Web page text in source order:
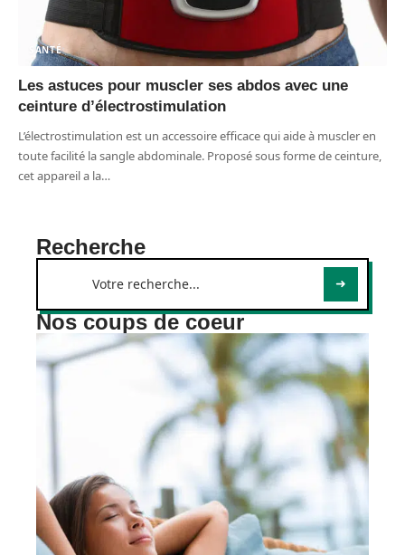
SANTÉ
Les astuces pour muscler ses abdos avec une
ceinture d’électrostimulation
L’électrostimulation est un accessoire efficace qui aide à muscler en
toute facilité la sangle abdominale. Proposé sous forme de ceinture,
cet appareil a la…
Recherche
Nos coups de coeur